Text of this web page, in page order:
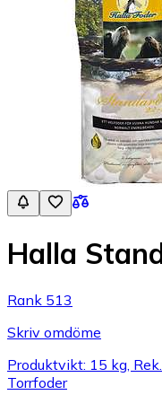
Halla
Rank 513
Skriv omdöme
Produktvikt: 15 kg,
Torrfoder